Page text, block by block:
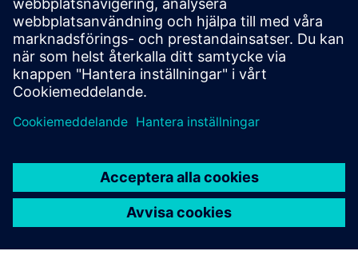
att möjliggöra flexibel och effektiv kraftautomation i
flera applikationer.